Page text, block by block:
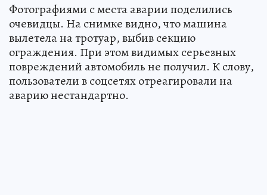
Фотографиями с места аварии поделились
очевидцы. На снимке видно, что машина
вылетела на тротуар, выбив секцию
ограждения. При этом видимых серьезных
повреждений автомобиль не получил. К слову,
пользователи в соцсетях отреагировали на
аварию нестандартно.